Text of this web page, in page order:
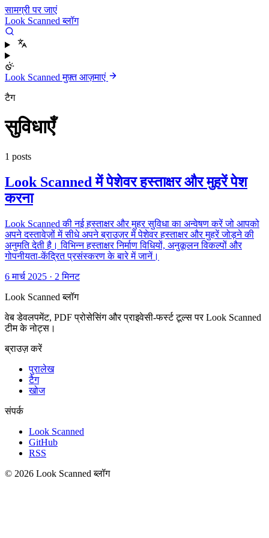
सामग्री पर जाएं
Look Scanned ब्लॉग
Look Scanned मुफ़्त आज़माएं
टैग
सुविधाएँ
1 posts
Look Scanned में पेशेवर हस्ताक्षर और मुहरें पेश
करना
Look Scanned की नई हस्ताक्षर और मुहर सुविधा का अन्वेषण करें जो आपको
अपने दस्तावेज़ों में सीधे अपने ब्राउज़र में पेशेवर हस्ताक्षर और मुहरें जोड़ने की
अनुमति देती है। विभिन्न हस्ताक्षर निर्माण विधियों, अनुकूलन विकल्पों और
गोपनीयता-केंद्रित प्रसंस्करण के बारे में जानें।
6 मार्च 2025 · 2 मिनट
Look Scanned ब्लॉग
वेब डेवलपमेंट, PDF प्रोसेसिंग और प्राइवेसी-फर्स्ट टूल्स पर Look Scanned
टीम के नोट्स।
ब्राउज़ करें
पुरालेख
टैग
खोज
संपर्क
Look Scanned
GitHub
RSS
© 2026 Look Scanned ब्लॉग